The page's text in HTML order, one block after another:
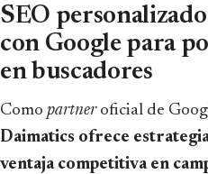
SEO
con Google para
en buscadores
Como partneroficial de
Daimatics ofrece
ventaja competitiva en